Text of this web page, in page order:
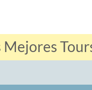
Mejores